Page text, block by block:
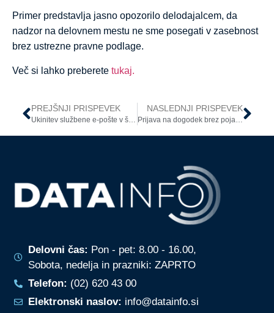
Primer predstavlja jasno opozorilo delodajalcem, da
nadzor na delovnem mestu ne sme posegati v zasebnost
brez ustrezne pravne podlage.
Več si lahko preberete tukaj.
PREJŠNJI PRISPEVEK
Ukinitev službene e-pošte v šolstvu
NASLEDNJI PRISPEVEK
Prijava na dogodek brez pojasnil o obdelavi podatkov: organizator dogodka kaznovan z več kot 35.000 € globe
Delovni čas: Pon - pet: 8.00 - 16.00,
Sobota, nedelja in prazniki: ZAPRTO
Telefon: (02) 620 43 00
Elektronski naslov: info@datainfo.si